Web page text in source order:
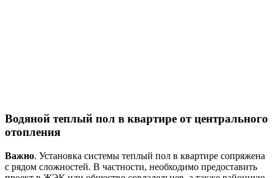
Водяной теплый пол в квартире от центрального
отопления
Важно. Установка системы теплый пол в квартире сопряжена
с рядом сложностей. В частности, необходимо предоставить